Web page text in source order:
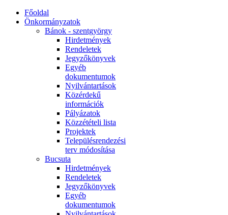
Főoldal
Önkormányzatok
Bánok - szentgyörgy
Hirdetmények
Rendeletek
Jegyzőkönyvek
Egyéb
dokumentumok
Nyilvántartások
Közérdekű
információk
Pályázatok
Közzétételi lista
Projektek
Településrendezési
terv módosítása
Bucsuta
Hirdetmények
Rendeletek
Jegyzőkönyvek
Egyéb
dokumentumok